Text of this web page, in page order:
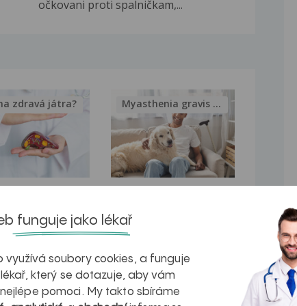
očkovani proti spalničkam,...
v datech a
zdravá játra?
léčba
myastenie –
naděje pro ty,
kteří ji...
Myasthenia gravis – vše, co...
funguje jako lékař
využívá soubory cookies, a funguje
který se dotazuje, aby vám
pomoci. My takto sbíráme